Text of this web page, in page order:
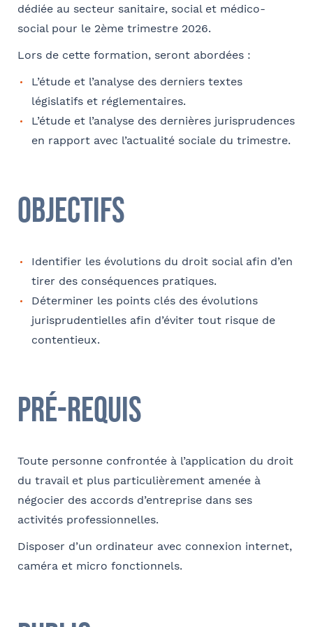
dédiée au secteur sanitaire, social et médico-
social pour le 2ème trimestre 2026.
Lors de cette formation, seront abordées :
L’étude et l’analyse des derniers textes
législatifs et réglementaires.
L’étude et l’analyse des dernières jurisprudences
en rapport avec l’actualité sociale du trimestre.
Objectifs
Identifier les évolutions du droit social afin d’en
tirer des conséquences pratiques.
Déterminer les points clés des évolutions
jurisprudentielles afin d’éviter tout risque de
contentieux.
Pré-requis
Toute personne confrontée à l’application du droit
du travail et plus particulièrement amenée à
négocier des accords d’entreprise dans ses
activités professionnelles.
Disposer d’un ordinateur avec connexion internet,
caméra et micro fonctionnels.
Coordonnées
Ville
Téléphone
concernant l’établissement de la convention
Nom et Prénom
Téléphone